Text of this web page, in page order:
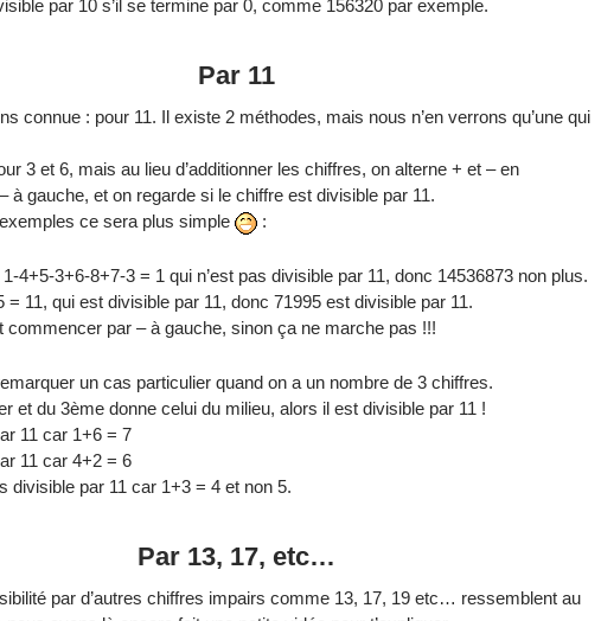
par 10 s’il se termine par 0, comme 156320 par exemple.
Par 11
connue : pour 11. Il existe 2 méthodes, mais nous n’en verrons qu’une qui
3 et 6, mais au lieu d’additionner les chiffres, on alterne + et – en
à gauche, et on regarde si le chiffre est divisible par 11.
ce sera plus simple
:
4+5-3+6-8+7-3 = 1 qui n’est pas divisible par 11, donc 14536873 non plus.
= 11, qui est divisible par 11, donc 71995 est divisible par 11.
commencer par – à gauche, sinon ça ne marche pas !!!
un cas particulier quand on a un nombre de 3 chiffres.
et du 3ème donne celui du milieu, alors il est divisible par 11 !
11 car 1+6 = 7
11 car 4+2 = 6
divisible par 11 car 1+3 = 4 et non 5.
Par 13, 17, etc…
par d’autres chiffres impairs comme 13, 17, 19 etc… ressemblent au